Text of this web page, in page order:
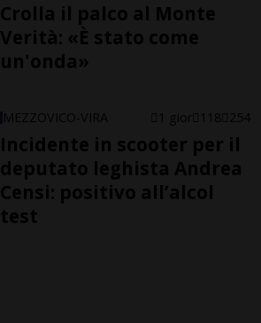
Crolla il palco al Monte
Verità: «È stato come
un'onda»
MEZZOVICO-VIRA 1 gior 118 254
Incidente in scooter per il
deputato leghista Andrea
Censi: positivo all’alcol
test